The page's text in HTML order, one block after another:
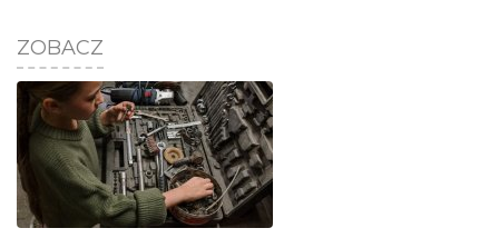
ZOBACZ